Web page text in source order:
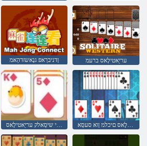
ןדניברַאפ גנָאשזדהַאמ עריַאטילָאס ברעמ
רעטסי שיסַאלק עריַאטילָאס עריַאטילָאס םיכלמ ןוא סעסַא